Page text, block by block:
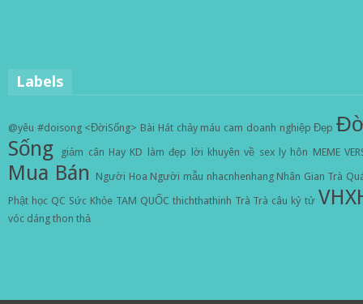
Labels
@yêu #doisong <ĐờiSống> Bài Hát chảy máu cam doanh nghiệp Đẹp
Sống
giảm cân Hay KD làm đẹp lời khuyên về sex ly hôn MEME
Mua Bán Người Hoa Người mẫu nhacnhenhang Nhân Gian Trà
Phật học QC Sức Khỏe TAM QUỐC thichthathinh Trà Trà câu kỷ tử
vóc dáng thon thả